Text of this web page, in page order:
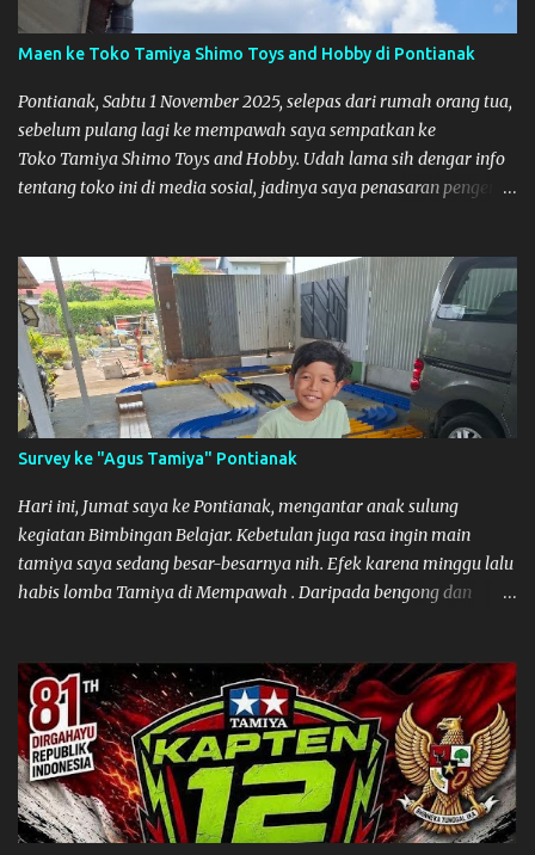
pertama kali main disini. ya hitungannya saya sebagai new
comer lah :) Coach Dilla lagi setting Mobilnya
Maen ke Toko Tamiya Shimo Toys and Hobby di Pontianak
Pontianak, Sabtu 1 November 2025, selepas dari rumah orang tua,
sebelum pulang lagi ke mempawah saya sempatkan ke
Toko Tamiya Shimo Toys and Hobby. Udah lama sih dengar info
tentang toko ini di media sosial, jadinya saya penasaran pengen
bukanya di jam 1. Saya pulang dulu ke rumah ortu di Sepakat,
untuk istirahat. So malamnya sebelum pulang ke Mempawah
saya sempatkan lagi kesini. Saya belanja beberapa part disini.
Untuk Lokasi Tempat:
Survey ke "Agus Tamiya" Pontianak
Hari ini, Jumat saya ke Pontianak, mengantar anak sulung
kegiatan Bimbingan Belajar. Kebetulan juga rasa ingin main
tamiya saya sedang besar-besarnya nih. Efek karena minggu lalu
habis lomba Tamiya di Mempawah . Daripada bengong dan